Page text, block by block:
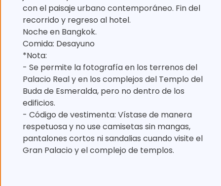
con el paisaje urbano contemporáneo. Fin del
recorrido y regreso al hotel.
Noche en Bangkok.
Comida: Desayuno
*Nota:
- Se permite la fotografía en los terrenos del
Palacio Real y en los complejos del Templo del
Buda de Esmeralda, pero no dentro de los
edificios.
- Código de vestimenta: Vístase de manera
respetuosa y no use camisetas sin mangas,
pantalones cortos ni sandalias cuando visite el
Gran Palacio y el complejo de templos.